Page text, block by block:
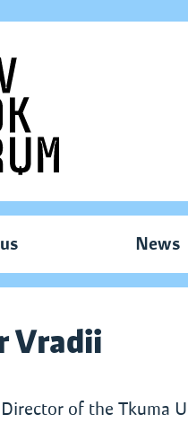
News
Vradii
of the Tkuma